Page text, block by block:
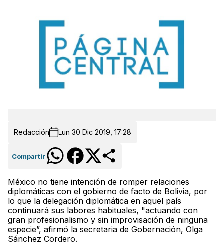
Redacción Lun 30 Dic 2019, 17:28
Compartir
México no tiene intención de romper relaciones
diplomáticas con el gobierno de facto de Bolivia, por
lo que la delegación diplomática en aquel país
continuará sus labores habituales, "actuando con
gran profesionalismo y sin improvisación de ninguna
especie”, afirmó la secretaria de Gobernación, Olga
Sánchez Cordero.